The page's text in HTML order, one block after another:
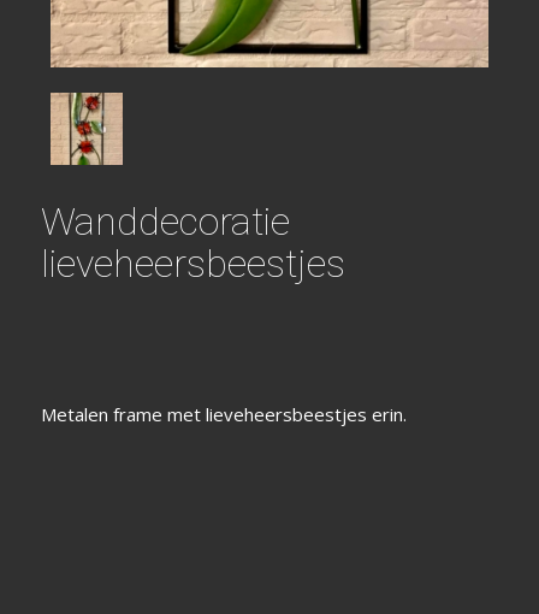
Wanddecoratie
lieveheersbeestjes
Metalen frame met lieveheersbeestjes erin.